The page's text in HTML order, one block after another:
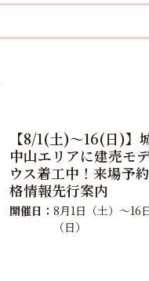
【8/1(土)〜16(日)】
中山エリアに建売モ
ウス着工中！来場予
格情報先行案内
開催日： 8月1日（土）〜16
（日）